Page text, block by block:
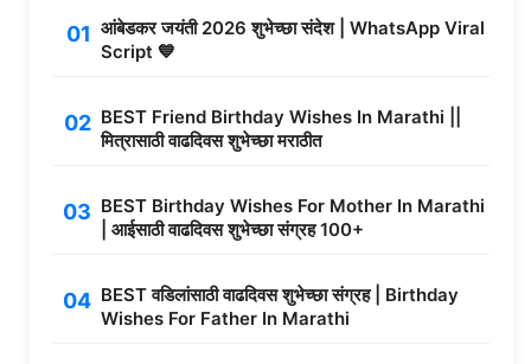
आंबेडकर जयंती 2026 शुभेच्छा संदेश | WhatsApp Viral
Script 💙
BEST Friend Birthday Wishes In Marathi ||
मित्रासाठी वाढदिवस शुभेच्छा मराठीत
BEST Birthday Wishes For Mother In Marathi
| आईसाठी वाढदिवस शुभेच्छा संग्रह 100+
BEST वडिलांसाठी वाढदिवस शुभेच्छा संग्रह | Birthday
Wishes For Father In Marathi